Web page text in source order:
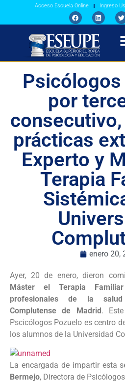
Acceso Escuela Online Ingreso
por
prácticas
Experto y
Terapia
enero 20,
Ayer, 20 de enero, dieron
Máster el Terapia
profesionales de la
Complutense de Madrid .
Pscicólogos Pozuelo es centro
los alumnos de la Universidad
La encargada de impartir esta
Bermejo, Directora de